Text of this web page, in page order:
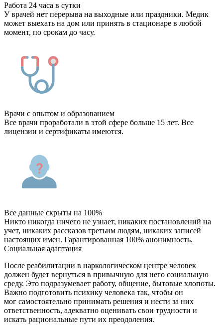
Работа 24 часа в сутки
У врачей нет перерыва на выходные или праздники. Медик
может выехать на дом или принять в стационаре в любой
момент, по срокам до часу.
Врачи с опытом и образованием
Все врачи проработали в этой сфере больше 15 лет. Все
лицензии и сертификаты имеются.
Все данные скрыты на 100%
Никто никогда ничего не узнает, никаких постановлений на
учет, никаких рассказов третьим людям, никаких записей
настоящих имен. Гарантированная 100% анонимность.
Социальная адаптация
После реабилитации в наркологическом центре человек
должен будет вернуться в привычную для него социальную
среду. Это подразумевает работу, общение, бытовые хлопоты.
Важно подготовить психику человека так, чтобы он
мог самостоятельно принимать решения и нести за них
ответственность, адекватно оценивать свои трудности и
искать рациональные пути их преодоления.